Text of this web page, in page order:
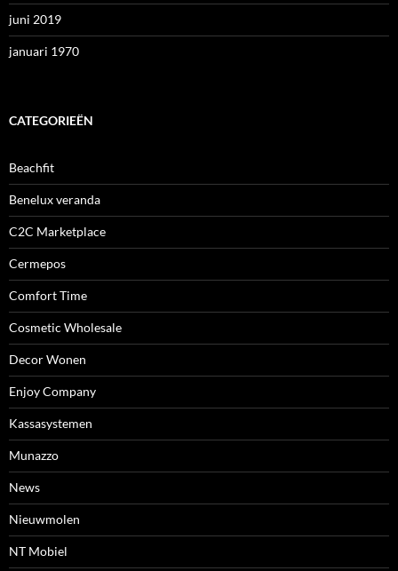
juni 2019
januari 1970
CATEGORIEËN
Beachfit
Benelux veranda
C2C Marketplace
Cermepos
Comfort Time
Cosmetic Wholesale
Decor Wonen
Enjoy Company
Kassasystemen
Munazzo
News
Nieuwmolen
NT Mobiel